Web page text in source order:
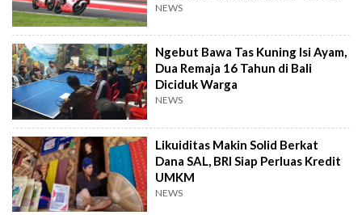
NEWS
Ngebut Bawa Tas Kuning Isi Ayam,
Dua Remaja 16 Tahun di Bali
Diciduk Warga
NEWS
Likuiditas Makin Solid Berkat
Dana SAL, BRI Siap Perluas Kredit
UMKM
NEWS